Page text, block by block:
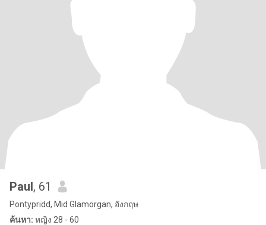
Paul, 61
Pontypridd, Mid Glamorgan, อังกฤษ
ค้นหา: หญิง 28 - 60